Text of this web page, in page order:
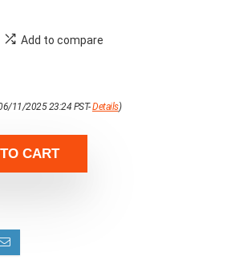
Add to compare
11/2025 23:24 PST-Details)
CART